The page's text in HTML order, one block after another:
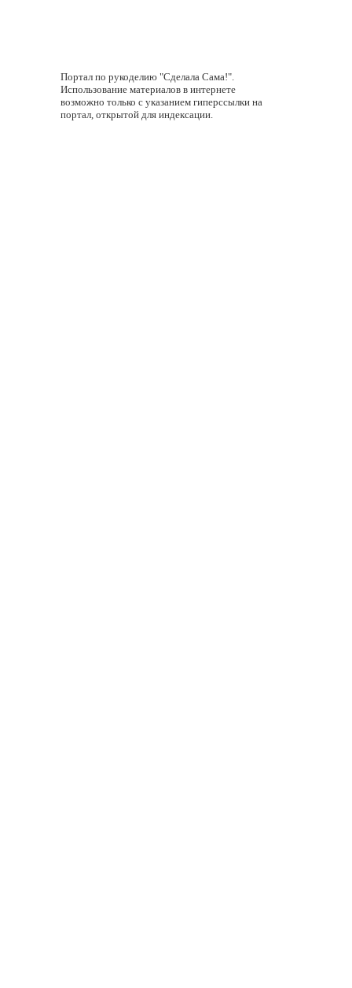
Портал по рукоделию "Сделала Сама!".
Использование материалов в интернете
возможно только с указанием гиперссылки на
портал, открытой для индексации.